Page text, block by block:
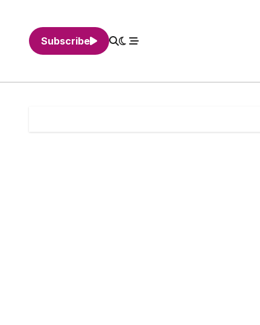
Subscribe